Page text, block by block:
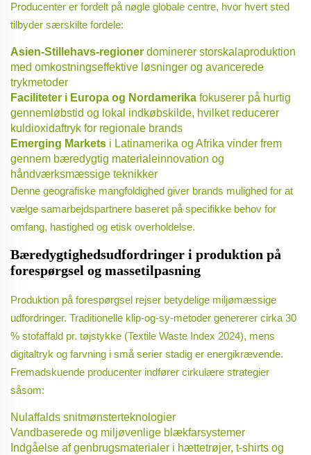
Producenter er fordelt på nøgle globale centre, hvor hvert sted
tilbyder særskilte fordele:
Asien-Stillehavs-regioner dominerer storskalaproduktion
med omkostningseffektive løsninger og avancerede
trykmetoder
Faciliteter i Europa og Nordamerika fokuserer på hurtig
gennemløbstid og lokal indkøbskilde, hvilket reducerer
kuldioxidaftryk for regionale brands
Emerging Markets i Latinamerika og Afrika vinder frem
gennem bæredygtig materialeinnovation og
håndværksmæssige teknikker
Denne geografiske mangfoldighed giver brands mulighed for at
vælge samarbejdspartnere baseret på specifikke behov for
omfang, hastighed og etisk overholdelse.
Bæredygtighedsudfordringer i produktion på
forespørgsel og massetilpasning
Produktion på forespørgsel rejser betydelige miljømæssige
udfordringer. Traditionelle klip-og-sy-metoder genererer cirka 30
% stofaffald pr. tøjstykke (Textile Waste Index 2024), mens
digitaltryk og farvning i små serier stadig er energikrævende.
Fremadskuende producenter indfører cirkulære strategier
såsom:
Nulaffalds snitmønsterteknologier
Vandbaserede og miljøvenlige blækfarsystemer
Indgåelse af genbrugsmaterialer i hættetrøjer, t-shirts og